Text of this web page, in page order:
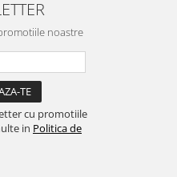
noastre
cu promotiile
in Politica de